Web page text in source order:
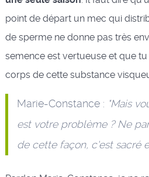
point de départ un mec qui
de sperme ne donne pas très
semence est vertueuse et que
corps de cette substance
Marie-Constance : "Mais
est votre problème ? Ne
de cette façon, c'est sacré